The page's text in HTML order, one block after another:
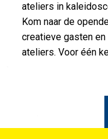
ateliers in
Kom naar de
creatieve gasten
ateliers. Voor één